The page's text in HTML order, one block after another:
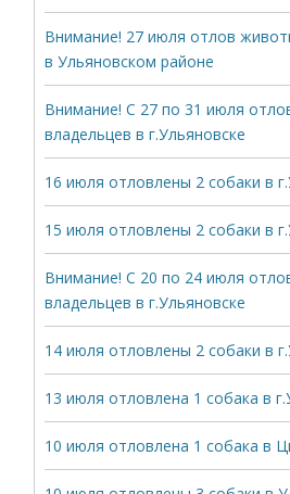
Внимание! 27 июля отлов
в Ульяновском районе
Внимание! С 27 по 31 июля
владельцев в г.Ульяновске
16 июля отловлены 2 собаки в
15 июля отловлены 2 собаки в
Внимание! С 20 по 24 июля
владельцев в г.Ульяновске
14 июля отловлены 2 собаки в
13 июля отловлена 1 собака в
10 июля отловлена 1 собака в